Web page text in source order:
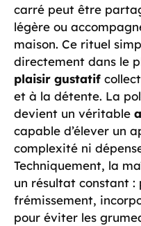
carré peut être
légère ou
maison. Ce rituel
directement dans le
plaisir gustatif
et à la détente. La
devient un véritable
capable d’élever un
complexité ni
Techniquement, la
un résultat constant
frémissement,
pour éviter les